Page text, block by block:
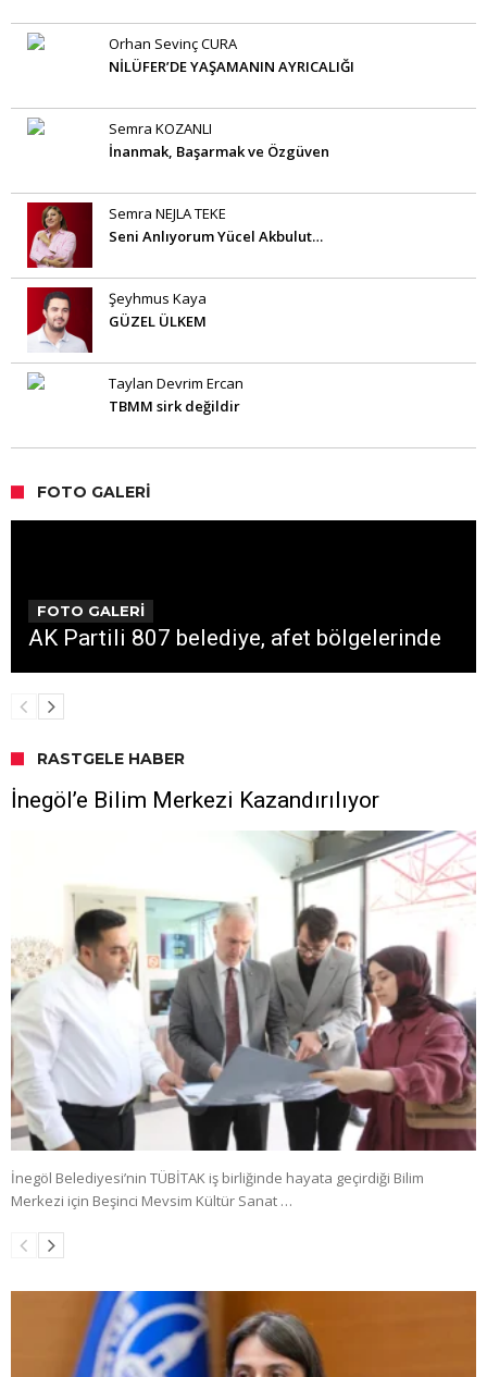
Orhan Sevinç CURA
NİLÜFER’DE YAŞAMANIN AYRICALIĞI
Semra KOZANLI
İnanmak, Başarmak ve Özgüven
Semra NEJLA TEKE
Seni Anlıyorum Yücel Akbulut…
Şeyhmus Kaya
GÜZEL ÜLKEM
Taylan Devrim Ercan
TBMM sirk değildir
FOTO GALERI
FOTO GALERİ
AK Partili 807 belediye, afet bölgelerinde
RASTGELE HABER
İnegöl’e Bilim Merkezi Kazandırılıyor
İnegöl Belediyesi’nin TÜBİTAK iş birliğinde hayata geçirdiği Bilim
Merkezi için Beşinci Mevsim Kültür Sanat …